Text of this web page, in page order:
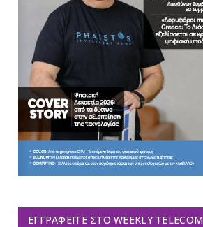
ΕΓΓΡΑΦΕΊΤΕ ΣΤΟ WEEKLY TELECOM